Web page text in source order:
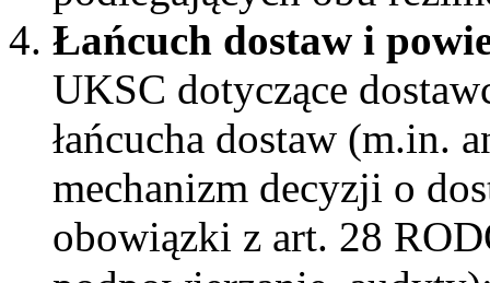
Łańcuch dostaw i
UKSC dotyczące
łańcucha dostaw (m.in.
mechanizm decyzji o
obowiązki z art. 28